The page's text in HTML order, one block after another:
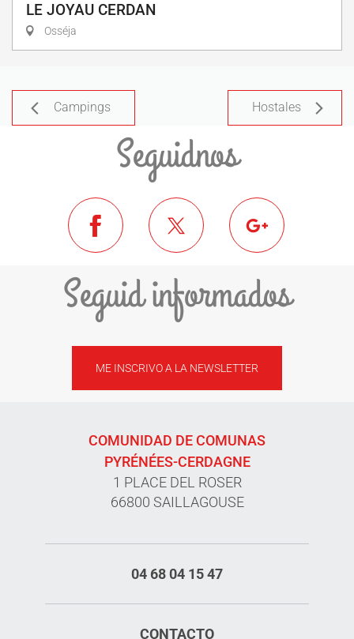
LE JOYAU CERDAN
Osséja
Campings Hostales
Seguidnos
Seguid informados
ME INSCRIVO A LA NEWSLETTER
COMUNIDAD DE COMUNAS
PYRÉNÉES-CERDAGNE
1 PLACE DEL ROSER
66800 SAILLAGOUSE
04 68 04 15 47
CONTACTO